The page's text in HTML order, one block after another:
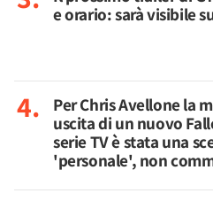
e orario: sarà visibile
Per Chris Avellone la
uscita di un nuovo
serie TV è stata una
'personale', non